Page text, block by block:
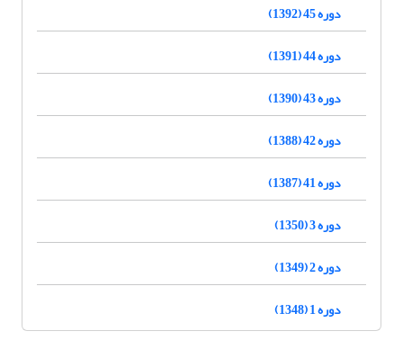
دوره 45 (1392)
دوره 44 (1391)
دوره 43 (1390)
دوره 42 (1388)
دوره 41 (1387)
دوره 3 (1350)
دوره 2 (1349)
دوره 1 (1348)